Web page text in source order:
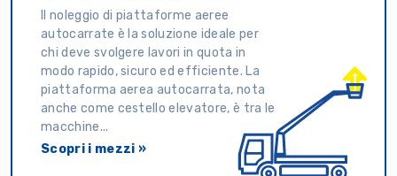
Il noleggio di piattaforme aeree
autocarrate è la soluzione ideale per
chi deve svolgere lavori in quota in
modo rapido, sicuro ed efficiente. La
piattaforma aerea autocarrata, nota
anche come cestello elevatore, è tra le
macchine...
Scopri i mezzi »